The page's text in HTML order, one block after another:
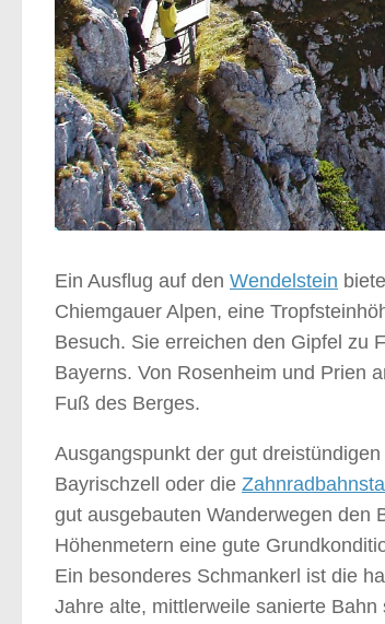
Ein Ausflug auf den Wendelstein
Chiemgauer Alpen, eine
Besuch. Sie erreichen den Gipfel zu
Bayerns. Von Rosenheim und Prien
Fuß des Berges.
Ausgangspunkt der gut
Bayrischzell oder die
gut ausgebauten Wanderwegen den
Höhenmetern eine gute
Ein besonderes Schmankerl ist die
Jahre alte, mittlerweile sanierte